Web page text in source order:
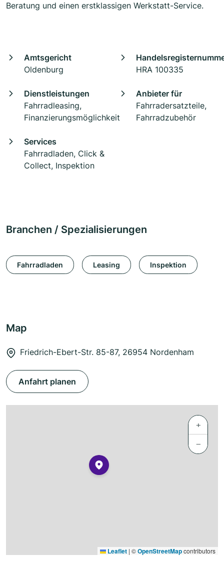
Beratung und einen erstklassigen Werkstatt-Service.
Amtsgericht
Oldenburg
HRA 100335
Dienstleistungen
Fahrradleasing,
Finanzierungsmöglichkeit
Anbieter für
Fahrradersatzteile,
Fahrradzubehör
Services
Fahrradladen, Click &
Collect, Inspektion
Branchen / Spezialisierungen
Fahrradladen Leasing Inspektion
Map
Friedrich-Ebert-Str. 85-87, 26954 Nordenham
Anfahrt planen
+
−
Leaflet | ©OpenStreetMapcontributors